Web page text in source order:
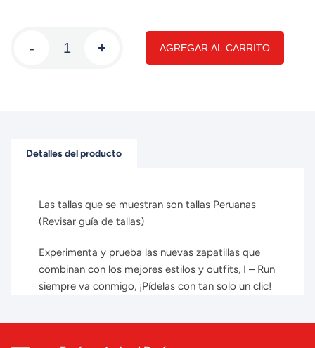
- + AGREGAR AL CARRITO
Detalles del producto
Las tallas que se muestran son tallas Peruanas
(Revisar guía de tallas)
Experimenta y prueba las nuevas zapatillas que
combinan con los mejores estilos y outfits, I – Run
siempre va conmigo, ¡Pídelas con tan solo un clic!